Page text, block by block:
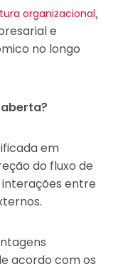
organizacional,
e
no longo
em
do fluxo de
entre
acordo com os